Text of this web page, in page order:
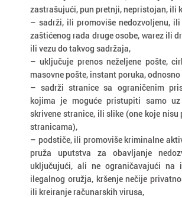
zastrašujući, pun pretnji, nepristojan, ili
– sadrži, ili promoviše nedozvoljenu,
zaštićenog rada druge osobe, warez ili
ili vezu do takvog sadržaja,
– uključuje prenos neželjene pošte,
masovne pošte, instant poruka, odnosno
– sadrži stranice sa ograničenim
kojima je moguće pristupiti samo
skrivene stranice, ili slike (one koje nisu
stranicama),
– podstiče, ili promoviše kriminalne
pruža uputstva za obavljanje
uključujući, ali ne ograničavajući na
ilegalnog oružja, kršenje nečije
ili kreiranje računarskih virusa,